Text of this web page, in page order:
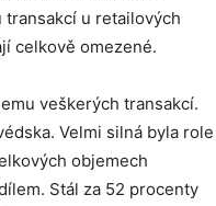
u retailových
celkově omezené.
veškerých transakcí.
Velmi silná byla role
objemech
Stál za 52 procenty